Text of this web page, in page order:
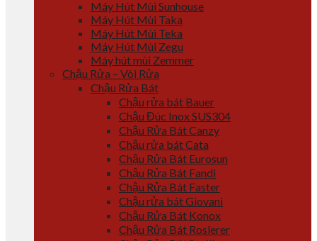
Máy Hút Mùi Sunhouse
Máy Hút Mùi Taka
Máy Hút Mùi Teka
Máy Hút Mùi Zegu
Máy hút mùi Zemmer
Chậu Rửa – Vòi Rửa
Chậu Rửa Bát
Chậu rửa bát Bauer
Chậu Đúc Inox SUS304
Chậu Rửa Bát Canzy
Chậu rửa bát Cata
Chậu Rửa Bát Eurosun
Chậu Rửa Bát Fandi
Chậu Rửa Bát Faster
Chậu rửa bát Giovani
Chậu Rửa Bát Konox
Chậu Rửa Bát Roslerer